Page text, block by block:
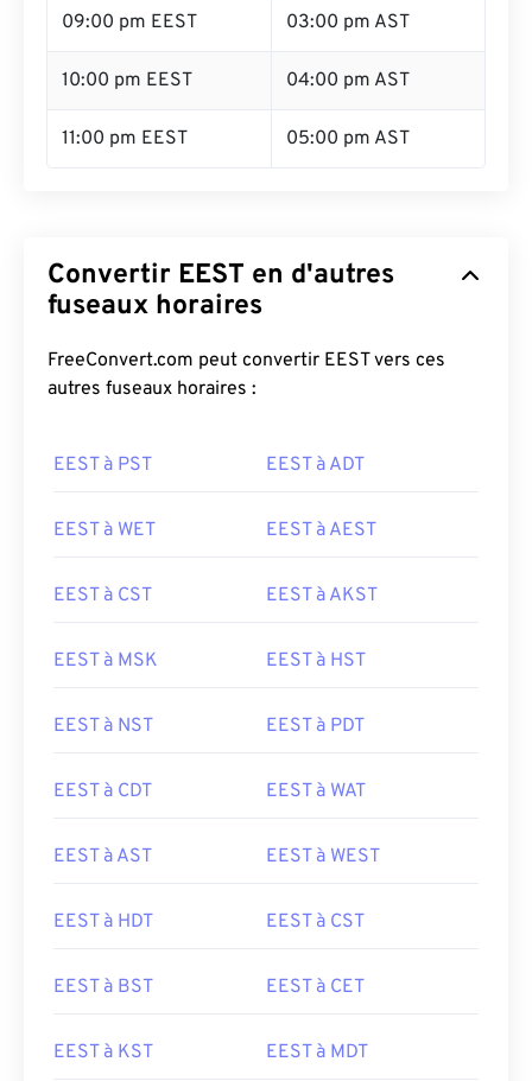
09:00 pm EEST 03:00 pm AST
10:00 pm EEST 04:00 pm AST
11:00 pm EEST 05:00 pm AST
Convertir EEST en d'autres
fuseaux horaires
FreeConvert.com peut convertir EEST vers ces
autres fuseaux horaires :
EEST à PST EEST à ADT
EEST à WET EEST à AEST
EEST à CST EEST à AKST
EEST à MSK EEST à HST
EEST à NST EEST à PDT
EEST à CDT EEST à WAT
EEST à AST EEST à WEST
EEST à HDT EEST à CST
EEST à BST EEST à CET
EEST à KST EEST à MDT